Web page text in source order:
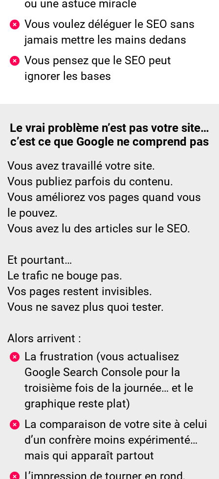
ou une astuce miracle
Vous voulez déléguer le SEO sans
jamais mettre les mains dedans
Vous pensez que le SEO peut
ignorer les bases
Le vrai problème n’est pas votre site…
c’est ce que Google ne comprend pas
Vous avez travaillé votre site.
Vous publiez parfois du contenu.
Vous améliorez vos pages quand vous
le pouvez.
Vous avez lu des articles sur le SEO.
Et pourtant…
Le trafic ne bouge pas.
Vos pages restent invisibles.
Vous ne savez plus quoi tester.
Alors arrivent :
La frustration (vous actualisez
Google Search Console pour la
troisième fois de la journée… et le
graphique reste plat)
La comparaison de votre site à celui
d’un confrère moins expérimenté…
mais qui apparaît partout
L’impression de tourner en rond,